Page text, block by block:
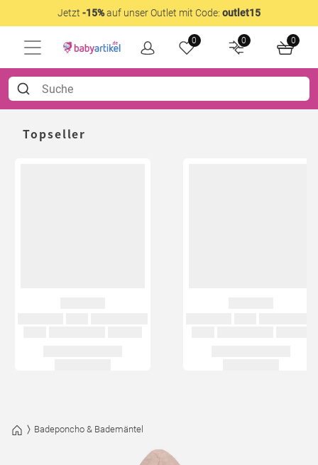
Jetzt -15%auf unser Outlet mit Code: outlet15
0 0 0
Topseller
Badeponcho & Bademäntel